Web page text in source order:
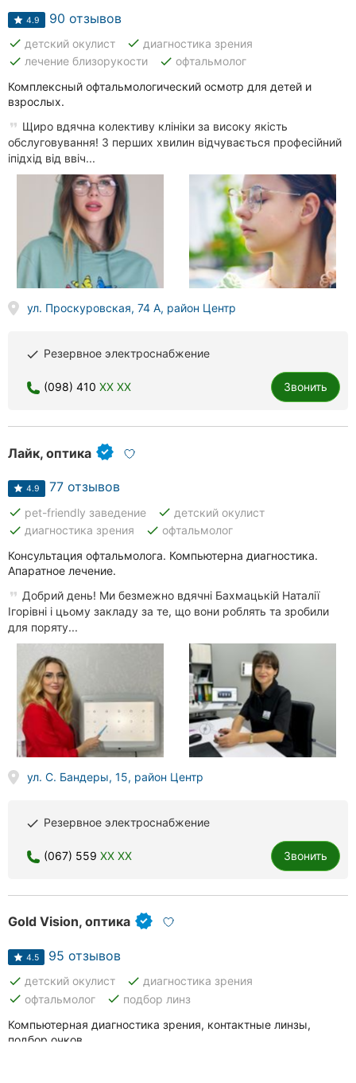
4.9 90 отзывов
done детский окулист done диагностика зрения
done лечение близорукости done офтальмолог
Комплексный офтальмологический осмотр для детей и
взрослых.
Щиро вдячна колективу клініки за високу якість
обслуговування! З перших хвилин відчувається професійний
іпідхід від ввіч...
ул. Проскуровская, 74 А, район Центр
done Резервное электроснабжение
(098) 410 XX XX Звонить
Лайк, оптика
4.9 77 отзывов
done pet-friendly заведение done детский окулист
done диагностика зрения done офтальмолог
Консультация офтальмолога. Компьютерна диагностика.
Апаратное лечение.
Добрий день! Ми безмежно вдячні Бахмацькій Наталії
Ігорівні і цьому закладу за те, що вони роблять та зробили
для поряту...
ул. С. Бандеры, 15, район Центр
done Резервное электроснабжение
(067) 559 XX XX Звонить
Gold Vision, оптика
4.5 95 отзывов
done детский окулист done диагностика зрения
done офтальмолог done подбор линз
Компьютерная диагностика зрения, контактные линзы,
подбор очков.